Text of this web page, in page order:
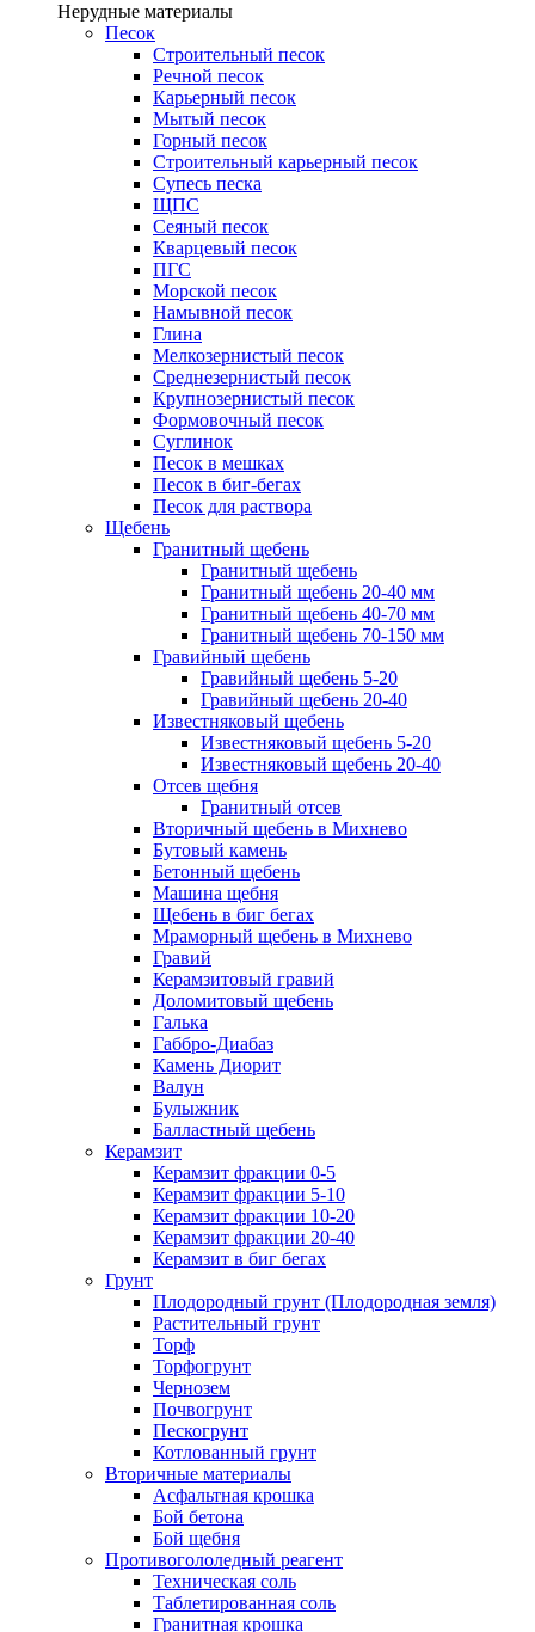
Нерудные материалы
Песок
Строительный песок
Речной песок
Карьерный песок
Мытый песок
Горный песок
Строительный карьерный песок
Супесь песка
ЩПС
Сеяный песок
Кварцевый песок
ПГС
Морской песок
Намывной песок
Глина
Мелкозернистый песок
Среднезернистый песок
Крупнозернистый песок
Формовочный песок
Суглинок
Песок в мешках
Песок в биг-бегах
Песок для раствора
Щебень
Гранитный щебень
Гранитный щебень
Гранитный щебень 20-40 мм
Гранитный щебень 40-70 мм
Гранитный щебень 70-150 мм
Гравийный щебень
Гравийный щебень 5-20
Гравийный щебень 20-40
Известняковый щебень
Известняковый щебень 5-20
Известняковый щебень 20-40
Отсев щебня
Гранитный отсев
Вторичный щебень в Михнево
Бутовый камень
Бетонный щебень
Машина щебня
Щебень в биг бегах
Мраморный щебень в Михнево
Гравий
Керамзитовый гравий
Доломитовый щебень
Галька
Габбро-Диабаз
Камень Диорит
Валун
Булыжник
Балластный щебень
Керамзит
Керамзит фракции 0-5
Керамзит фракции 5-10
Керамзит фракции 10-20
Керамзит фракции 20-40
Керамзит в биг бегах
Грунт
Плодородный грунт (Плодородная земля)
Растительный грунт
Торф
Торфогрунт
Чернозем
Почвогрунт
Пескогрунт
Котлованный грунт
Вторичные материалы
Асфальтная крошка
Бой бетона
Бой щебня
Противогололедный реагент
Техническая соль
Таблетированная соль
Гранитная крошка